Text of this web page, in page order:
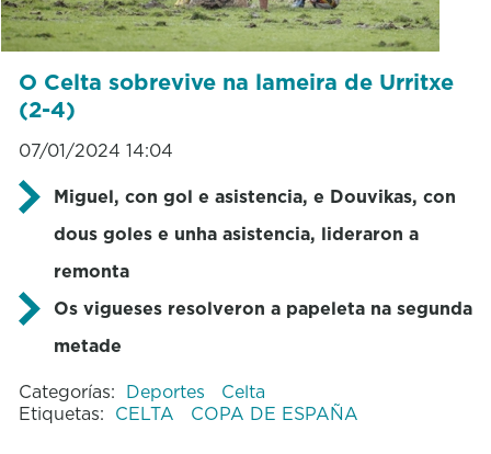
O Celta sobrevive na lameira de Urritxe
(2-4)
07/01/2024 14:04
Miguel, con gol e asistencia, e Douvikas, con
dous goles e unha asistencia, lideraron a
remonta
Os vigueses resolveron a papeleta na segunda
metade
Categorías: Deportes
Celta
Etiquetas: CELTA COPA DE ESPAÑA